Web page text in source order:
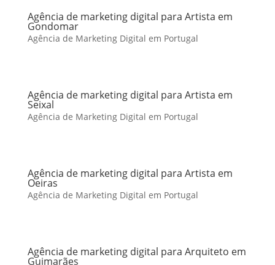
Agência de marketing digital para Artista em
Gondomar
Agência de Marketing Digital em Portugal
Agência de marketing digital para Artista em
Seixal
Agência de Marketing Digital em Portugal
Agência de marketing digital para Artista em
Oeiras
Agência de Marketing Digital em Portugal
Agência de marketing digital para Arquiteto em
Guimarães